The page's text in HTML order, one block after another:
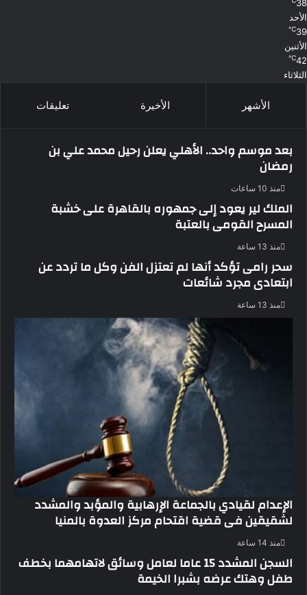
38
الأحد
39
℃
الأثنين
42
℃
الثلاثاء
الأشهر الأخيرة تعليقات
بعد موسم واحد.. الأهلي يعلن رحيل محمد علي بن
رمضان
منذ 10 ساعات
الملك لير يعود إلى جمهوره بالقاهرة على خشبة
المسرح القومى بالعتبة
منذ 13 ساعة
سحر رامى تؤكد أنها لم تعتزل الفن وكل ما تردد عن
ابتعادى مجرد شائعات
منذ 13 ساعة
الإعدام لقيادي بالجماعة الإرهابية والمؤبد والمشدد
لشقيقين فى قضية اقتحام مركز العدوة بالمنيا
منذ 14 ساعة
السجن المشدد 15 عاما لعامل وسائق لاتهامهما بخطف
طفل وهتك عرضه بشبرا الخيمة